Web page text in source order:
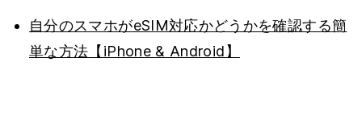
自分のスマホがeSIM対応かどうかを確認する簡
単な方法【iPhone & Android】